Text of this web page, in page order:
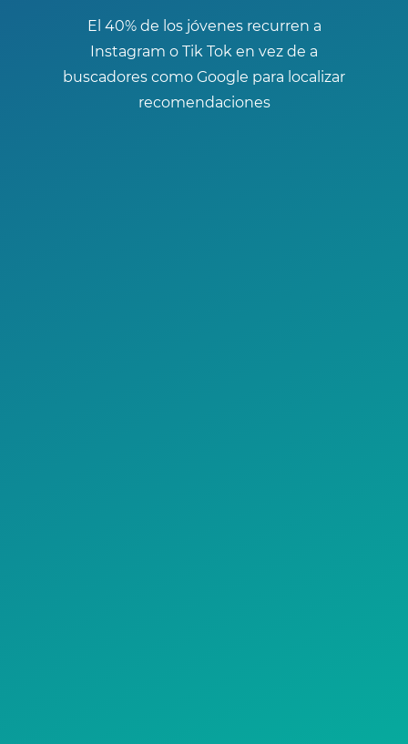
El 40% de los jóvenes recurren a
Instagram o Tik Tok en vez de a
buscadores como Google para localizar
recomendaciones